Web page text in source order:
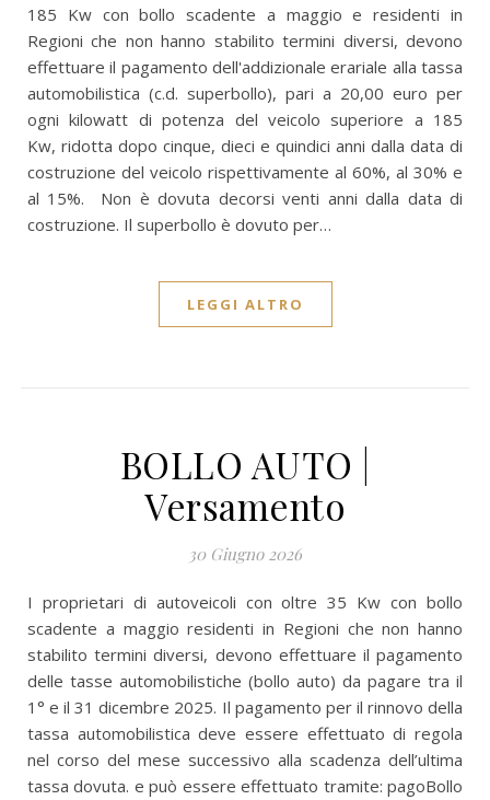
185 Kw con bollo scadente a maggio e residenti in
Regioni che non hanno stabilito termini diversi, devono
effettuare il pagamento dell'addizionale erariale alla tassa
automobilistica (c.d. superbollo), pari a 20,00 euro per
ogni kilowatt di potenza del veicolo superiore a 185
Kw, ridotta dopo cinque, dieci e quindici anni dalla data di
costruzione del veicolo rispettivamente al 60%, al 30% e
al 15%. Non è dovuta decorsi venti anni dalla data di
costruzione. Il superbollo è dovuto per…
LEGGI ALTRO
BOLLO AUTO |
Versamento
30 Giugno 2026
I proprietari di autoveicoli con oltre 35 Kw con bollo
scadente a maggio residenti in Regioni che non hanno
stabilito termini diversi, devono effettuare il pagamento
delle tasse automobilistiche (bollo auto) da pagare tra il
1° e il 31 dicembre 2025. Il pagamento per il rinnovo della
tassa automobilistica deve essere effettuato di regola
nel corso del mese successivo alla scadenza dell’ultima
tassa dovuta. e può essere effettuato tramite: pagoBollo